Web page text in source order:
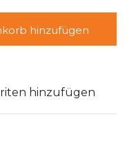
hinzufügen
hinzufügen